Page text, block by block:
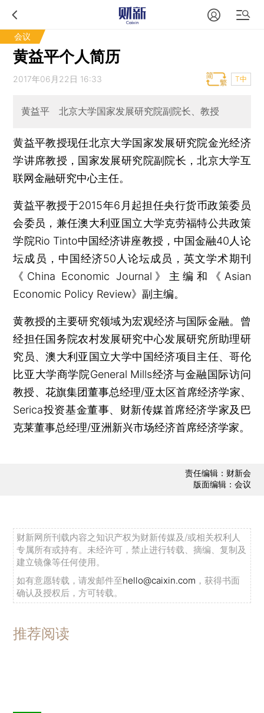
会议
黄益平个人简历
2017年06月22日 16:33 T中
黄益平 北京大学国家发展研究院副院长、教授
黄益平教授现任北京大学国家发展研究院金光经济
学讲席教授，国家发展研究院副院长，北京大学互
联网金融研究中心主任。
黄益平教授于2015年6月起担任央行货币政策委员
会委员，兼任澳大利亚国立大学克劳福特公共政策
学院Rio Tinto中国经济讲座教授，中国金融40人论
坛成员，中国经济50人论坛成员，英文学术期刊
《China Economic Journal》主编和《Asian
Economic Policy Review》副主编。
黄教授的主要研究领域为宏观经济与国际金融。曾
经担任国务院农村发展研究中心发展研究所助理研
究员、澳大利亚国立大学中国经济项目主任、哥伦
比亚大学商学院General Mills经济与金融国际访问
教授、花旗集团董事总经理/亚太区首席经济学家、
Serica投资基金董事、财新传媒首席经济学家及巴
克莱董事总经理/亚洲新兴市场经济首席经济学家。
责任编辑：财新会
版面编辑：会议
财新网所刊载内容之知识产权为财新传媒及/或相关权利人
专属所有或持有。未经许可，禁止进行转载、摘编、复制及
建立镜像等任何使用。
如有意愿转载，请发邮件至hello@caixin.com ，获得书面
确认及授权后，方可转载。
推荐阅读